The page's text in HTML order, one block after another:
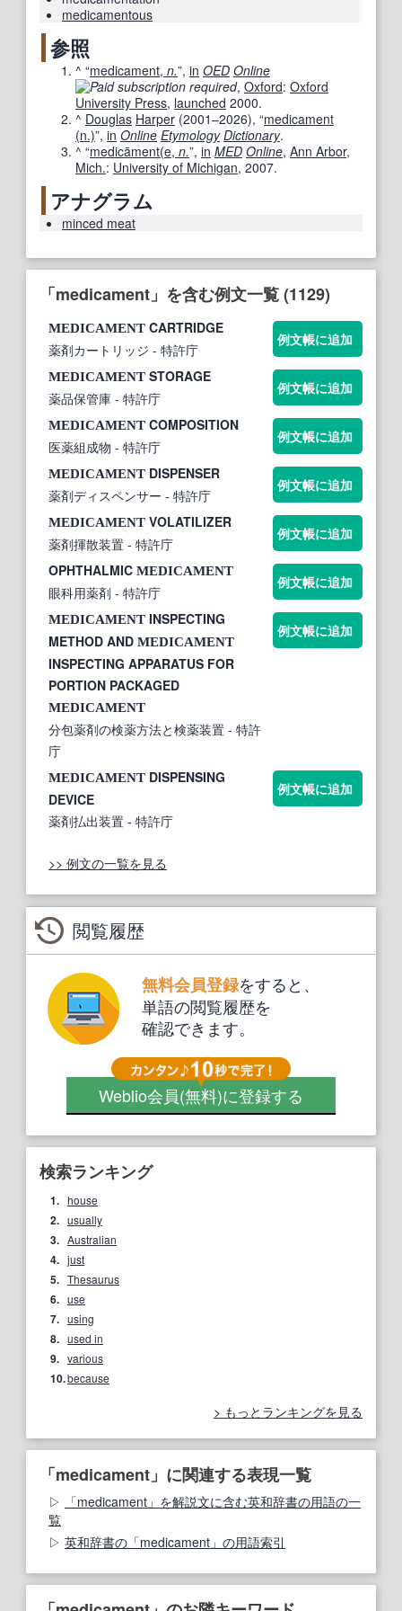
medicamentous
参照
^ “medicament, n.”, in OED Online
, Oxford: Oxford
University Press, launched 2000.
^ Douglas Harper (2001–2026), “medicament
(n.)”, in Online Etymology Dictionary.
^ “medicāment(e, n.”, in MED Online, Ann Arbor,
Mich.: University of Michigan, 2007.
アナグラム
minced meat
「medicament」を含む例文一覧 (1129)
MEDICAMENT CARTRIDGE
薬剤カートリッジ - 特許庁
例文帳に追加
MEDICAMENT STORAGE
薬品保管庫 - 特許庁
例文帳に追加
MEDICAMENT COMPOSITION
医薬組成物 - 特許庁
例文帳に追加
MEDICAMENT DISPENSER
薬剤ディスペンサー - 特許庁
例文帳に追加
MEDICAMENT VOLATILIZER
薬剤揮散装置 - 特許庁
例文帳に追加
OPHTHALMIC MEDICAMENT
眼科用薬剤 - 特許庁
例文帳に追加
MEDICAMENT INSPECTING
METHOD AND MEDICAMENT
INSPECTING APPARATUS FOR
PORTION PACKAGED
MEDICAMENT
分包薬剤の検薬方法と検薬装置 - 特許
庁
例文帳に追加
MEDICAMENT DISPENSING
DEVICE
薬剤払出装置 - 特許庁
例文帳に追加
>> 例文の一覧を見る
閲覧履歴
無料会員登録をすると、
単語の閲覧履歴を
確認できます。
Weblio会員(無料)に登録する
検索ランキング
1. house
2. usually
3. Australian
4. just
5. Thesaurus
6. use
7. using
8. used in
9. various
10.because
もっとランキングを見る
「medicament」に関連する表現一覧
「medicament」を解説文に含む英和辞書の用語の一
覧
英和辞書の「medicament」の用語索引